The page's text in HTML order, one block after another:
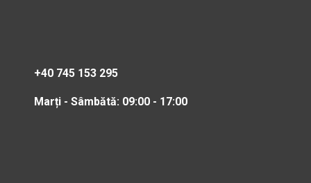
+40 745 153 295
Marți - Sâmbătă: 09:00 - 17:00